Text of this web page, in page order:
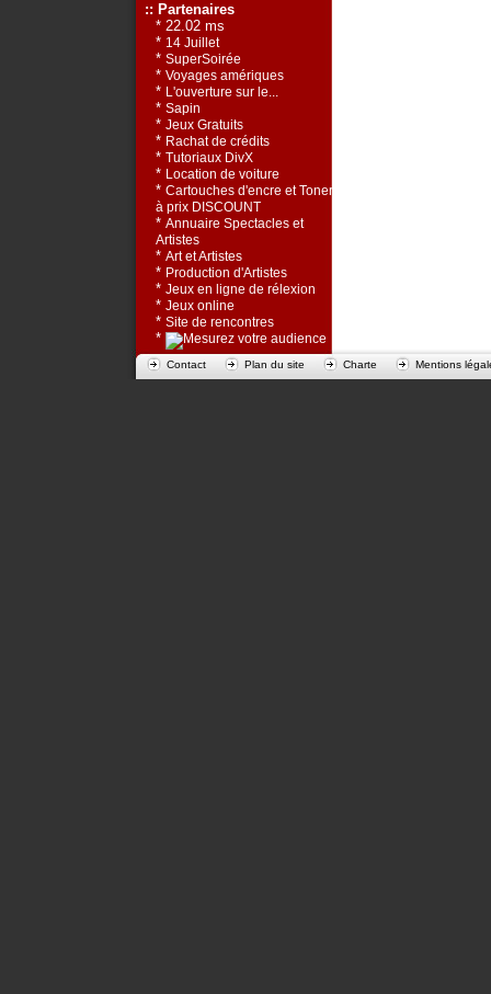
:: Partenaires
* 22.02 ms
* 14 Juillet
* SuperSoirée
* Voyages amériques
* L'ouverture sur le...
* Sapin
* Jeux Gratuits
* Rachat de crédits
* Tutoriaux DivX
* Location de voiture
* Cartouches d'encre et Toners
à prix DISCOUNT
* Annuaire Spectacles et
Artistes
* Art et Artistes
* Production d'Artistes
* Jeux en ligne de rélexion
* Jeux online
* Site de rencontres
*
Contact Plan du site Charte Mentions